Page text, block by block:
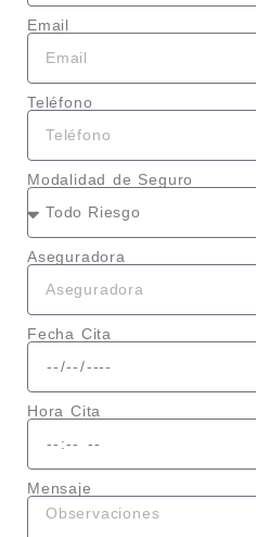
Email
Teléfono
Modalidad de Seguro
Aseguradora
Fecha Cita
Hora Cita
Mensaje